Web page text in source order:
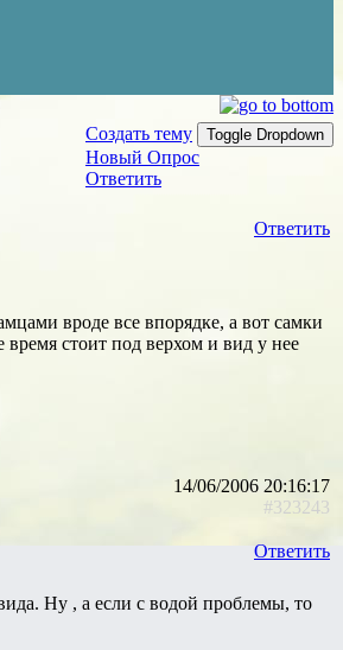
Создать тему
Toggle Dropdown
Новый Опрос
Ответить
Ответить
вроде все впорядке, а вот самки
время стоит под верхом и вид у нее
14/06/2006 20:16:17
#323243
Ответить
Ну , а если с водой проблемы, то